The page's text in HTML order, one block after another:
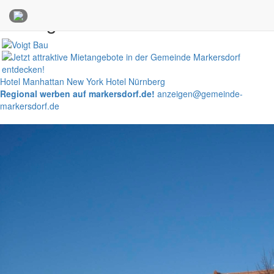
Anzeigen
Hotel Manhattan New York Hotel Nürnberg
Regional werben auf markersdorf.de! anzeigen@gemeinde-
markersdorf.de